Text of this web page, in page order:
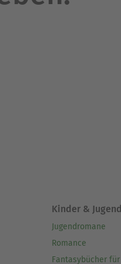
Kinder & Jugend
Jugendromane
Romance
Fantasybücher für